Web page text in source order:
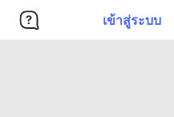
เข้าสู่ระบบ